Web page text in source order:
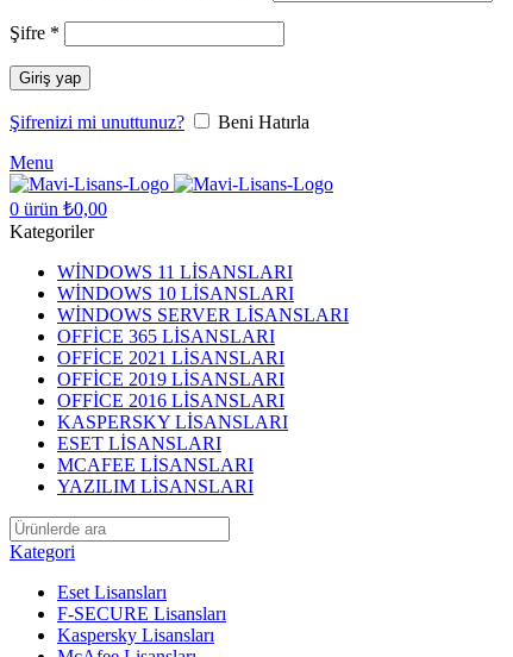
Şifre *
Giriş yap
Şifrenizi mi unuttunuz?
Beni Hatırla
Menu
0 ürün ₺0,00
Kategoriler
WİNDOWS 11 LİSANSLARI
WİNDOWS 10 LİSANSLARI
WİNDOWS SERVER LİSANSLARI
OFFİCE 365 LİSANSLARI
OFFİCE 2021 LİSANSLARI
OFFİCE 2019 LİSANSLARI
OFFİCE 2016 LİSANSLARI
KASPERSKY LİSANSLARI
ESET LİSANSLARI
MCAFEE LİSANSLARI
YAZILIM LİSANSLARI
Kategori
Eset Lisansları
F-SECURE Lisansları
Kaspersky Lisansları